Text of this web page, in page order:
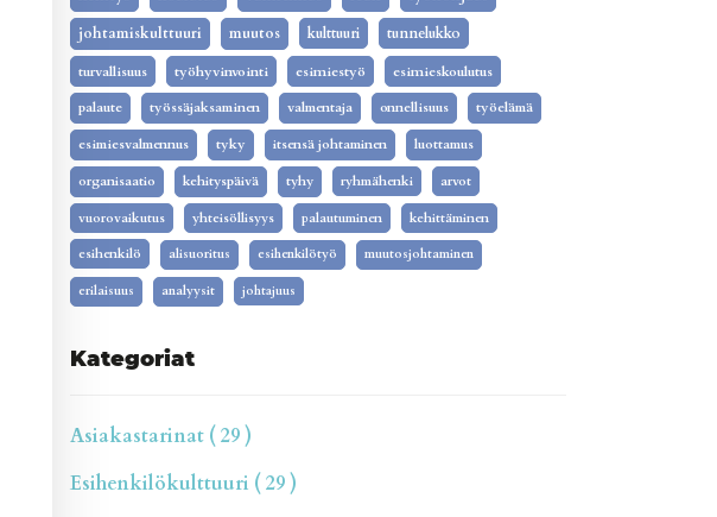
johtamiskulttuuri
muutos kulttuuri
tunnelukko
turvallisuus
työhyvinvointi esimiestyö esimieskoulutus
palaute työssäjaksaminen valmentaja onnellisuus työelämä
esimiesvalmennus tyky itsensä johtaminen luottamus
organisaatio kehityspäivä tyhy ryhmähenki arvot
vuorovaikutus yhteisöllisyys palautuminen
kehittäminen
esihenkilö
alisuoritus esihenkilötyö muutosjohtaminen
erilaisuus analyysit johtajuus
Kategoriat
Asiakastarinat ( 29 )
Esihenkilökulttuuri ( 29 )